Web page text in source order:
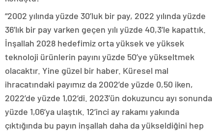
“2002 yılında yüzde 30’luk bir pay, 2022 yılında yüzde
36’lık bir pay varken geçen yılı yüzde 40,3’le kapattık.
İnşallah 2028 hedefimiz orta yüksek ve yüksek
teknoloji ürünlerin payını yüzde 50’ye yükseltmek
olacaktır. Yine güzel bir haber. Küresel mal
ihracatındaki payımız da 2002’de yüzde 0,50 iken,
2022’de yüzde 1,02’di. 2023’ün dokuzuncu ayı sonunda
yüzde 1,06’ya ulaştık. 12’inci ay rakamı yakında
çıktığında bu payın inşallah daha da yükseldiğini hep